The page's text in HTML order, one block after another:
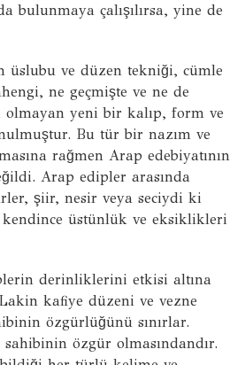
bulunmaya çalışılırsa, yine de
üslubu ve düzen tekniği, cümle
ne geçmişte ve ne de
olmayan yeni bir kalıp, form ve
Bu tür bir nazım ve
rağmen Arap edebiyatının
Arap edipler arasında
şiir, nesir veya seciydi ki
üstünlük ve eksiklikleri
derinliklerini etkisi altına
kafiye düzeni ve vezne
özgürlüğünü sınırlar.
sahibinin özgür olmasındandır.